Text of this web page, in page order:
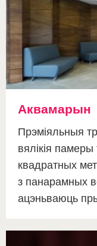
Аквамарын
Прэміяльныя
вялікія
квадратных
з панарамных
ацэньваюць